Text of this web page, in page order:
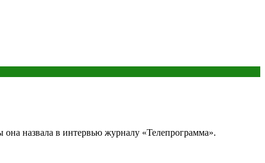
назвала в интервью журналу «Телепрограмма».